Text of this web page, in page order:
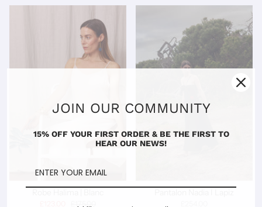
JOIN OUR COMMUNITY
15% OFF YOUR FIRST ORDER & BE THE FIRST TO
HEAR OUR NEWS!